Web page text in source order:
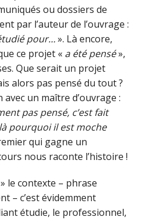
ou dossiers de
par l’auteur de l’ouvrage :
pour…». Là encore,
ce projet « a été pensé»,
Que serait un projet
alors pas pensé du tout ?
un maître d’ouvrage :
pas pensé, c’est fait
pourquoi il est moche
qui gagne un
nous raconte l’histoire !
le contexte – phrase
– c’est évidemment
étudie, le professionnel,